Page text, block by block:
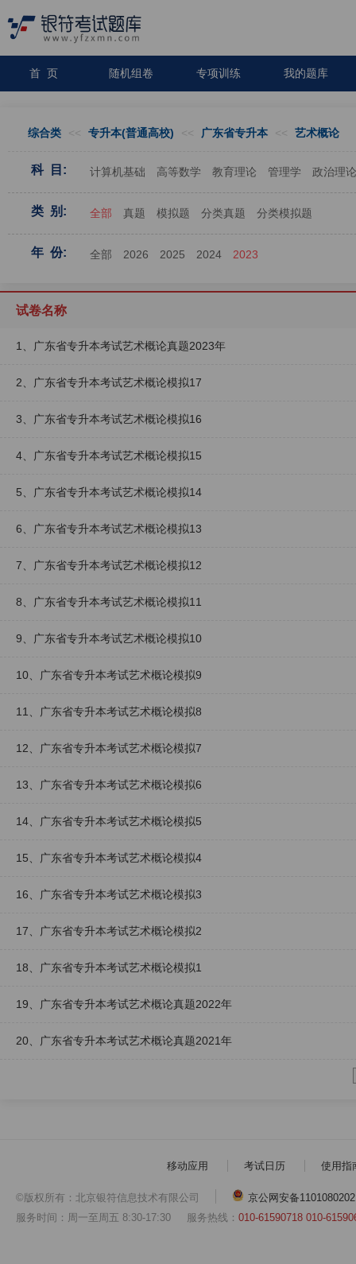
首 页 随机组卷 专项训练 我的题库
综合类 << 专升本(普通高校) << 广东省专升本 << 艺术概论
科 目: 计算机基础 高等数学 教育理论 管理学 政治理
类 别: 全部 真题 模拟题 分类真题 分类模拟题
年 份: 全部 2026 2025 2024 2023
试卷名称
1、广东省专升本考试艺术概论真题2023年
2、广东省专升本考试艺术概论模拟17
3、广东省专升本考试艺术概论模拟16
4、广东省专升本考试艺术概论模拟15
5、广东省专升本考试艺术概论模拟14
6、广东省专升本考试艺术概论模拟13
7、广东省专升本考试艺术概论模拟12
8、广东省专升本考试艺术概论模拟11
9、广东省专升本考试艺术概论模拟10
10、广东省专升本考试艺术概论模拟9
11、广东省专升本考试艺术概论模拟8
12、广东省专升本考试艺术概论模拟7
13、广东省专升本考试艺术概论模拟6
14、广东省专升本考试艺术概论模拟5
15、广东省专升本考试艺术概论模拟4
16、广东省专升本考试艺术概论模拟3
17、广东省专升本考试艺术概论模拟2
18、广东省专升本考试艺术概论模拟1
19、广东省专升本考试艺术概论真题2022年
20、广东省专升本考试艺术概论真题2021年
移动应用 考试日历 使用指
©版权所有：北京银符信息技术有限公司
京公网安备
服务时间：周一至周五 8:30-17:30 服务热线： 010-61590718 010-